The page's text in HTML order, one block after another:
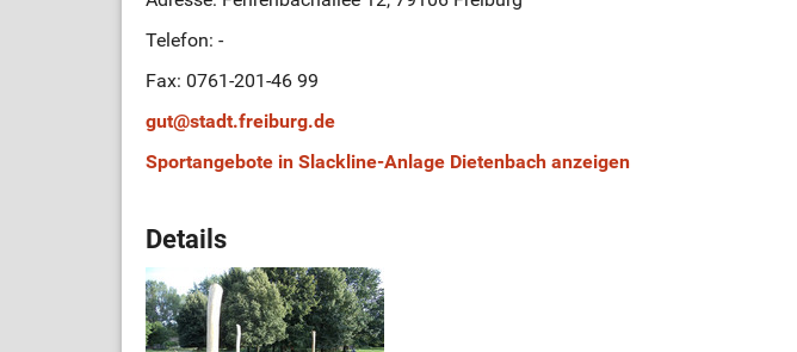
Telefon: -
Fax: 0761-201-46 99
gut@stadt.freiburg.de
Sportangebote in Slackline-Anlage Dietenbach anzeigen
Details